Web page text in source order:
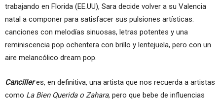
trabajando en Florida (EE.UU), Sara decide volver a su Valencia
natal a componer para satisfacer sus pulsiones artísticas:
canciones con melodías sinuosas, letras potentes y una
reminiscencia pop ochentera con brillo y lentejuela, pero con un
aire melancólico dream pop.
Cancilleres, en definitiva, una artista que nos recuerda a artistas
como La Bien Querida o Zahara, pero que bebe de influencias